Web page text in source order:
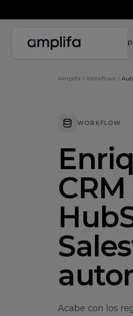
Amplifa Workflows
WORKFLOW
Acabe con los